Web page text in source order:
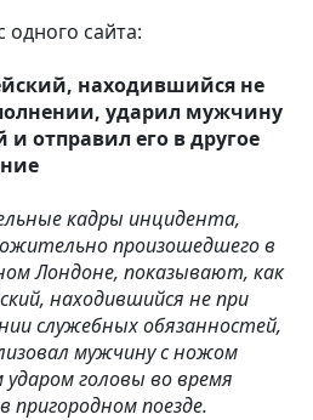
одного сайта:
находившийся не
ударил мужчину
и отправил его в другое
кадры инцидента,
произошедшего в
Лондоне, показывают, как
находившийся не при
служебных обязанностей,
мужчину с ножом
головы во время
пригородном поезде.